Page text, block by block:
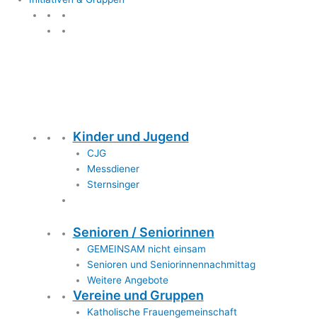
Kinder und Jugend
CJG
Messdiener
Sternsinger
Senioren / Seniorinnen
GEMEINSAM nicht einsam
Senioren und Seniorinnennachmittag
Weitere Angebote
Vereine und Gruppen
Katholische Frauengemeinschaft